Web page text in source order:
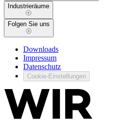
Industrieräume
Folgen Sie uns
Downloads
Impressum
Datenschutz
Cookie-Einstellungen